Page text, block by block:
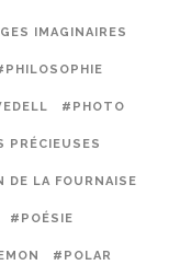
IMAGINAIRES
#PHOTO
PRÉCIEUSES
DE LA FOURNAISE
#POÉSIE
#POLAR